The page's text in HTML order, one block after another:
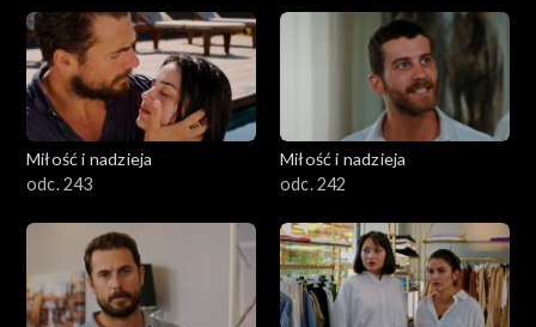
Miłość i nadzieja
odc. 243
Miłość i nadzieja
odc. 242